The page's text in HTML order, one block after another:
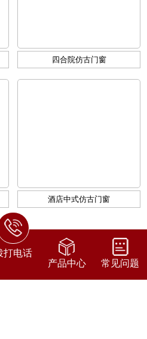
四合院仿古门窗
酒店中式仿古门窗
136-115-77701
打电话
产品中心
常见问题